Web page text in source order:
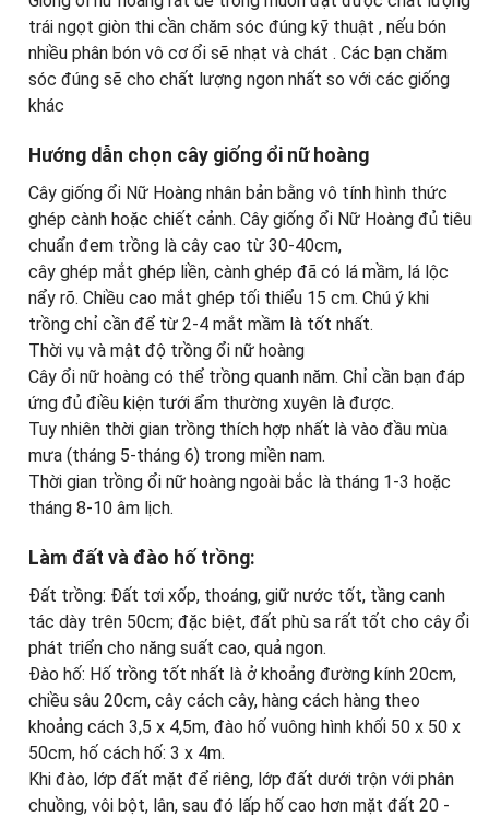
trái ngọt giòn thi cần chăm sóc đúng kỹ thuật , nếu bón
nhiều phân bón vô cơ ổi sẽ nhạt và chát . Các bạn chăm
sóc đúng sẽ cho chất lượng ngon nhất so với các giống
khác
Hướng dẫn chọn cây giống ổi nữ hoàng
Cây giống ổi Nữ Hoàng nhân bản bằng vô tính hình thức
ghép cành hoặc chiết cảnh. Cây giống ổi Nữ Hoàng đủ tiêu
chuẩn đem trồng là cây cao từ 30-40cm,
cây ghép mắt ghép liền, cành ghép đã có lá mầm, lá lộc
nẩy rõ. Chiều cao mắt ghép tối thiểu 15 cm. Chú ý khi
trồng chỉ cần để từ 2-4 mắt mầm là tốt nhất.
Thời vụ và mật độ trồng ổi nữ hoàng
Cây ổi nữ hoàng có thể trồng quanh năm. Chỉ cần bạn đáp
ứng đủ điều kiện tưới ẩm thường xuyên là được.
Tuy nhiên thời gian trồng thích hợp nhất là vào đầu mùa
mưa (tháng 5-tháng 6) trong miền nam.
Thời gian trồng ổi nữ hoàng ngoài bắc là tháng 1-3 hoặc
tháng 8-10 âm lịch.
Làm đất và đào hố trồng:
Đất trồng: Đất tơi xốp, thoáng, giữ nước tốt, tầng canh
tác dày trên 50cm; đặc biệt, đất phù sa rất tốt cho cây ổi
phát triển cho năng suất cao, quả ngon.
Đào hố: Hố trồng tốt nhất là ở khoảng đường kính 20cm,
chiều sâu 20cm, cây cách cây, hàng cách hàng theo
khoảng cách 3,5 x 4,5m, đào hố vuông hình khối 50 x 50 x
50cm, hố cách hố: 3 x 4m.
Khi đào, lớp đất mặt để riêng, lớp đất dưới trộn với phân
chuồng, vôi bột, lân, sau đó lấp hố cao hơn mặt đất 20 -